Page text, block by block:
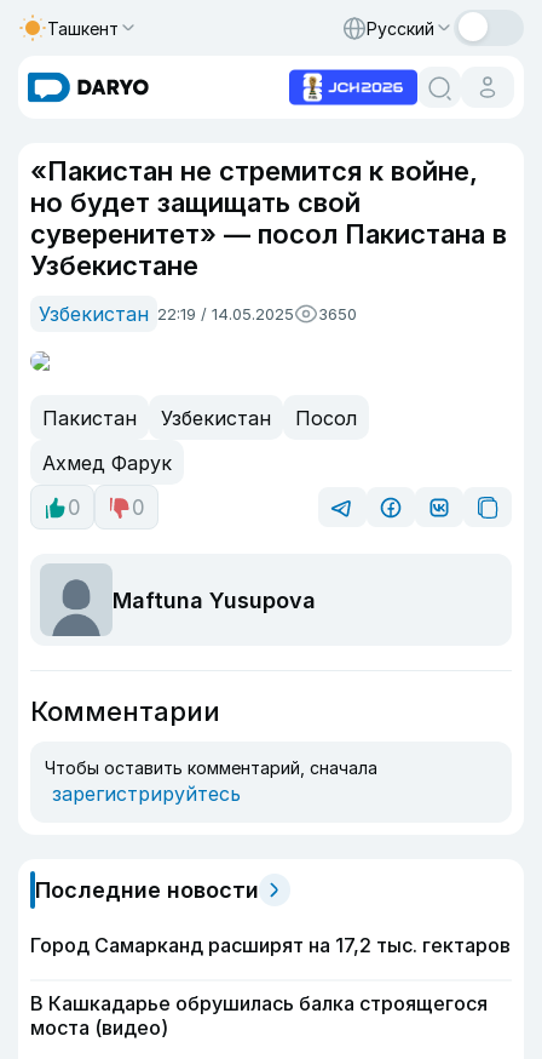
Ташкент Русский
«Пакистан не стремится к войне,
но будет защищать свой
суверенитет» — посол Пакистана в
Узбекистане
Узбекистан 22:19 / 14.05.2025 3650
Пакистан Узбекистан
Посол
Ахмед Фарук
0
0
Maftuna Yusupova
Комментарии
Чтобы оставить комментарий, сначала
зарегистрируйтесь
Последние новости
Город Самарканд расширят на 17,2 тыс. гектаров
В Кашкадарье обрушилась балка строящегося
моста (видео)